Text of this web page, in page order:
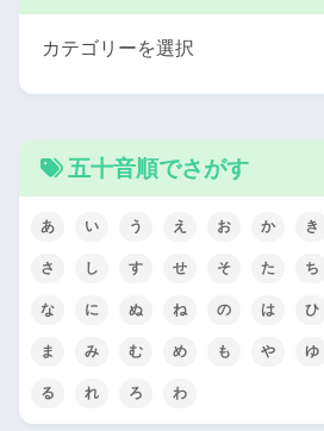
五十音順でさがす
あ い う え お か き
さ し す せ そ た ち
な に ぬ ね の は ひ
ま み む め も や ゆ
る れ ろ わ